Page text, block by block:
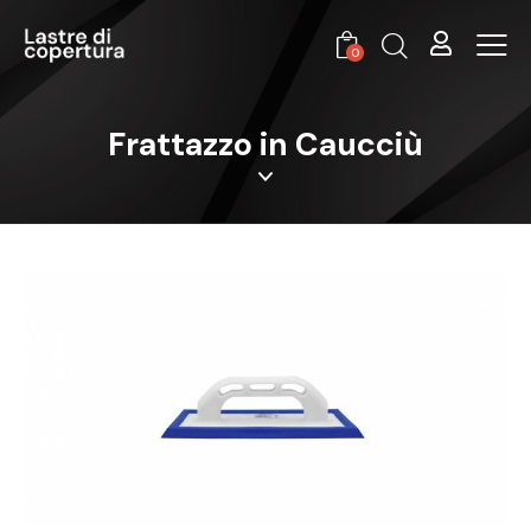
0
Frattazzo in Caucciù